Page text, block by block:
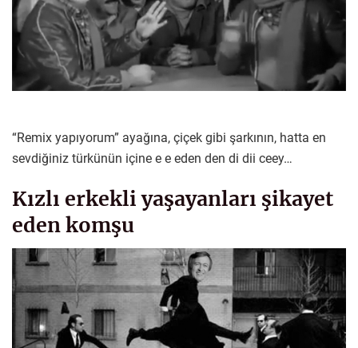
“Remix yapıyorum” ayağına, çiçek gibi şarkının, hatta en
sevdiğiniz türkünün içine e e eden den di dii ceey…
Kızlı erkekli yaşayanları şikayet
eden komşu